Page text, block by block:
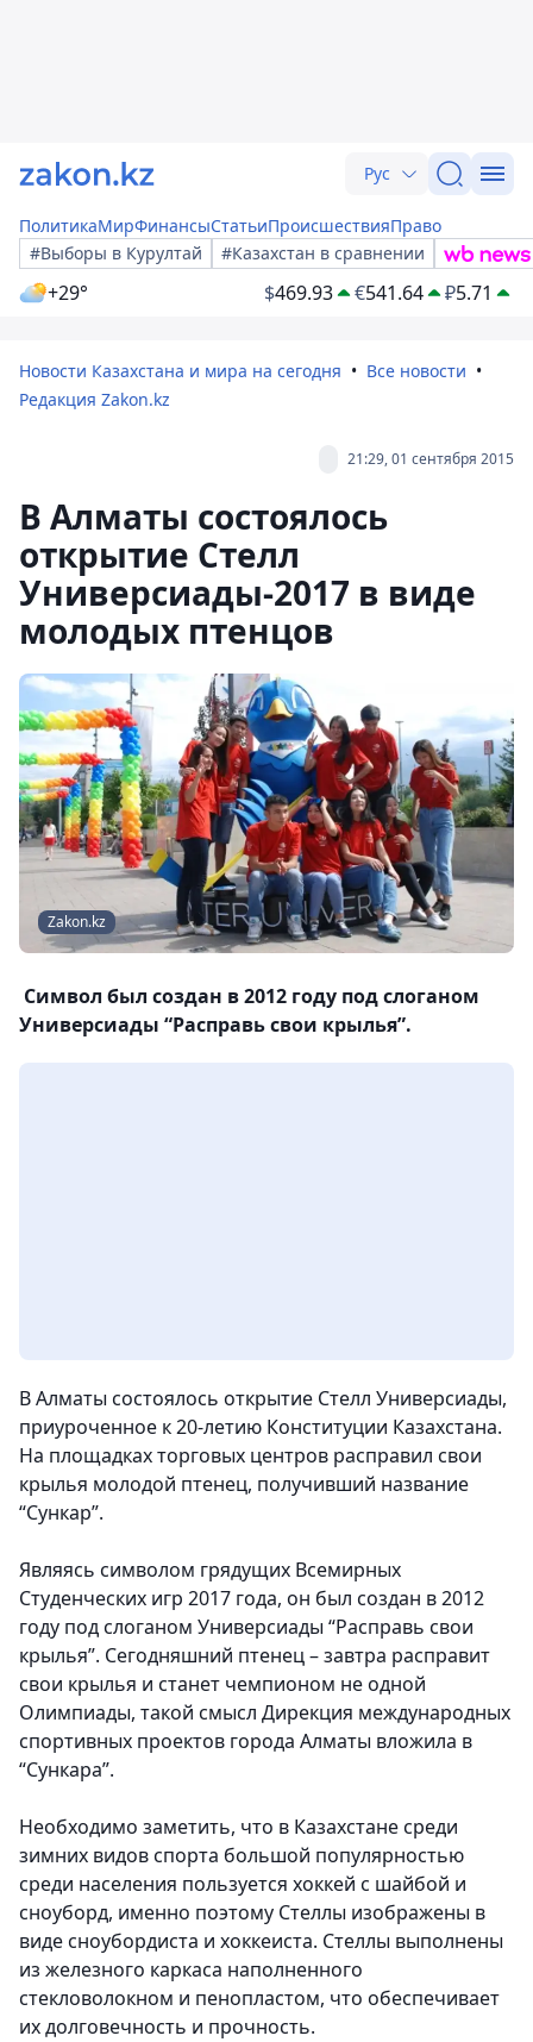
Рус
ПолитикаМирФинансыСтатьиПроисшествияПраво
#Выборы в Курултай
#Казахстан в сравнении
+29° $469.93 €541.64 ₽5.71
Новости Казахстана и мира на сегодня
Все новости
Редакция Zakon.kz
21:29, 01 сентября 2015
В Алматы состоялось
открытие Стелл
Универсиады-2017 в виде
молодых птенцов
Zakon.kz
Символ был создан в 2012 году под слоганом
Универсиады “Расправь свои крылья”.
В Алматы состоялось открытие Стелл Универсиады,
приуроченное к 20-летию Конституции Казахстана.
На площадках торговых центров расправил свои
крылья молодой птенец, получивший название
“Сункар”.
Являясь символом грядущих Всемирных
Студенческих игр 2017 года, он был создан в 2012
году под слоганом Универсиады “Расправь свои
крылья”. Сегодняшний птенец – завтра расправит
свои крылья и станет чемпионом не одной
Олимпиады, такой смысл Дирекция международных
спортивных проектов города Алматы вложила в
“Сункара”.
Необходимо заметить, что в Казахстане среди
зимних видов спорта большой популярностью
среди населения пользуется хоккей с шайбой и
сноуборд, именно поэтому Стеллы изображены в
виде сноубордиста и хоккеиста. Стеллы выполнены
из железного каркаса наполненного
стекловолокном и пенопластом, что обеспечивает
их долговечность и прочность.